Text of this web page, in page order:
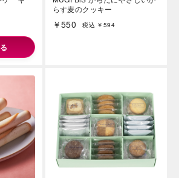
らす麦のクッキー
￥550 税込 ￥594